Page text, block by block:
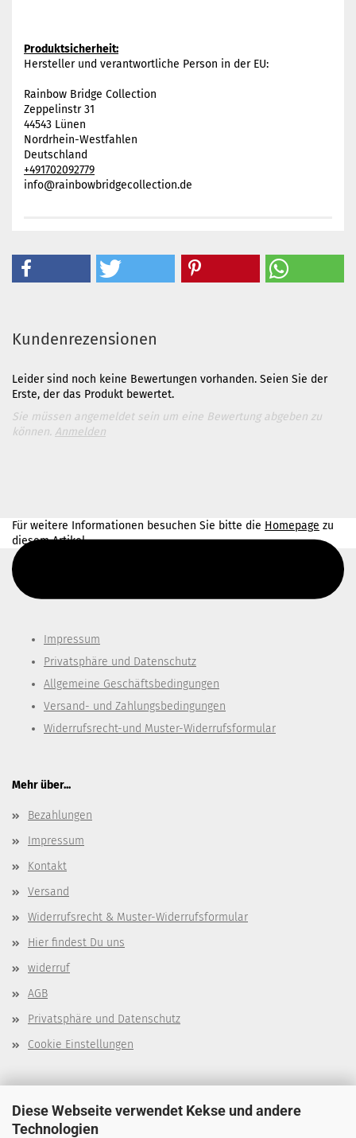
Diese Webseite verwendet Kekse und andere
Technologien
Produktsicherheit:
Hersteller und verantwortliche Person in der EU:
Rainbow Bridge Collection
Zeppelinstr 31
44543 Lünen
Nordrhein-Westfahlen
Deutschland
+491702092779
info@rainbowbridgecollection.de
Kundenrezensionen
Leider sind noch keine Bewertungen vorhanden. Seien Sie der
Erste, der das Produkt bewertet.
Sie müssen angemeldet sein um eine Bewertung abgeben zu
können. Anmelden
Für weitere Informationen besuchen Sie bitte die Homepage zu
diesem Artikel.
Impressum
Privatsphäre und Datenschutz
Allgemeine Geschäftsbedingungen
Versand- und Zahlungsbedingungen
Widerrufsrecht-und Muster-Widerrufsformular
Mehr über...
Bezahlungen
Impressum
Kontakt
Versand
Widerrufsrecht & Muster-Widerrufsformular
Hier findest Du uns
widerruf
AGB
Privatsphäre und Datenschutz
Cookie Einstellungen
Über mich